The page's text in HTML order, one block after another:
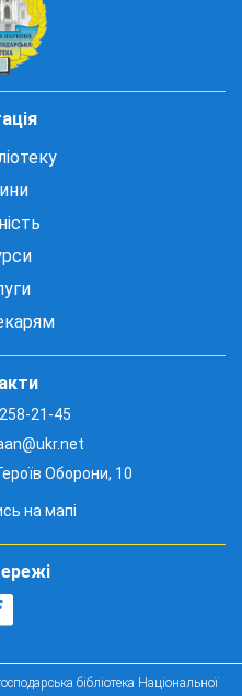
21-45
Оборони, 10
на мапі
бібліотека Національної